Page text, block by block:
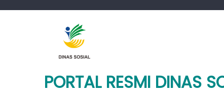
PORTAL RESMI DINAS